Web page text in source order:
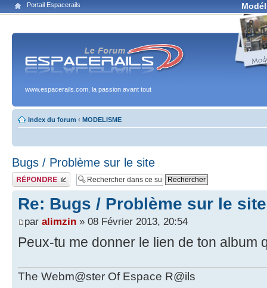
Portail Espacerails
www.espacerails.com, la passion avant tout
Index du forum ‹ MODELISME
Bugs / Problème sur le site
Publier une réponse
Re: Bugs / Problème sur le site
par alimzin » 08 Février 2013, 20:54
Peux-tu me donner le lien de ton album
The Webm@ster Of Espace R@ils